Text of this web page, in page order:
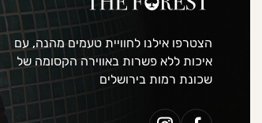
הצטרפו אילנו לחוויית טעמים מהנה, עם
איכות ללא פשרות באווירה הקסומה של
שכונת רמות בירושלים